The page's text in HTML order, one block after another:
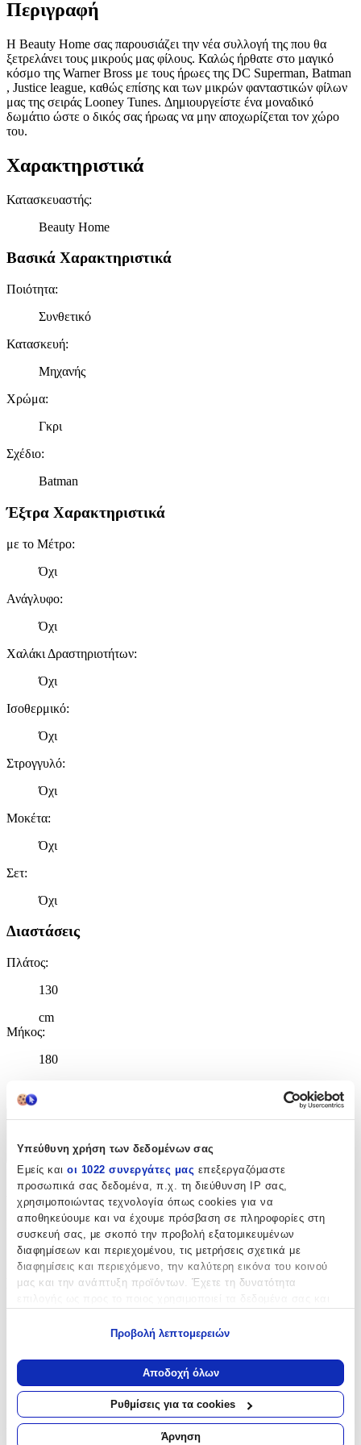
Υπεύθυνη χρήση των δεδομένων σας
Εμείς και οι 1022 συνεργάτες μας επεξεργαζόμαστε
προσωπικά σας δεδομένα, π.χ. τη διεύθυνση IP σας,
χρησιμοποιώντας τεχνολογία όπως cookies για να
αποθηκεύουμε και να έχουμε πρόσβαση σε πληροφορίες στη
συσκευή σας, με σκοπό την προβολή εξατομικευμένων
διαφημίσεων και περιεχομένου, τις μετρήσεις σχετικά με
διαφημίσεις και περιεχόμενο, την καλύτερη εικόνα του κοινού
μας και την ανάπτυξη προϊόντων. Έχετε τη δυνατότητα
Να συλλέξουμε πληροφορίες σχετικά με τη γεωγραφική
σας τοποθεσία, οι οποίες μπορεί να είναι ακριβείς σε
απόσταση μερικών μέτρων
Να αναγνωρίσουμε τη συσκευή σας σαρώνοντας ενεργά
για συγκεκριμένα χαρακτηριστικά (δακτυλικό αποτύπωμα)
Προβολή λεπτομερειών
Αποδοχή όλων
Ρυθμίσεις για τα cookies
Άρνηση
Περιγραφή
Η Beauty Home σας παρουσιάζει την νέα συλλογή της που θα
ξετρελάνει τους μικρούς μας φίλους. Καλώς ήρθατε στο μαγικό
κόσμο της Warner Bross με τους ήρωες της DC Superman, Batman
, Justice league, καθώς επίσης και των μικρών φανταστικών φίλων
μας της σειράς Looney Tunes. Δημιουργείστε ένα μοναδικό
δωμάτιο ώστε ο δικός σας ήρωας να μην αποχωρίζεται τον χώρο
του.
Χαρακτηριστικά
Κατασκευαστής:
Beauty Home
Βασικά Χαρακτηριστικά
Ποιότητα:
Συνθετικό
Κατασκευή:
Μηχανής
Χρώμα:
Γκρι
Σχέδιο:
Batman
Έξτρα Χαρακτηριστικά
με το Μέτρο:
Όχι
Ανάγλυφο:
Όχι
Χαλάκι Δραστηριοτήτων:
Όχι
Ισοθερμικό:
Όχι
Στρογγυλό:
Όχι
Μοκέτα:
Όχι
Σετ:
Όχι
Διαστάσεις
Πλάτος:
130
cm
Μήκος:
180
+
Χαρακτηριστικά
Κατασκευαστής:
Beauty Home
Βασικά Χαρακτηριστικά
Κατασκευή
Χρώμα: